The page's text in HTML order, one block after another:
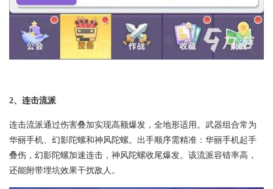
2、连击流派
连击流派通过伤害叠加实现高额爆发，全地形适用。武器组合常为
华丽手机、幻影陀螺和神风陀螺。出手顺序需精准：华丽手机起手
叠伤，幻影陀螺加速连击，神风陀螺收尾爆发。该流派容错率高，
还能附带埋坑效果干扰敌人。